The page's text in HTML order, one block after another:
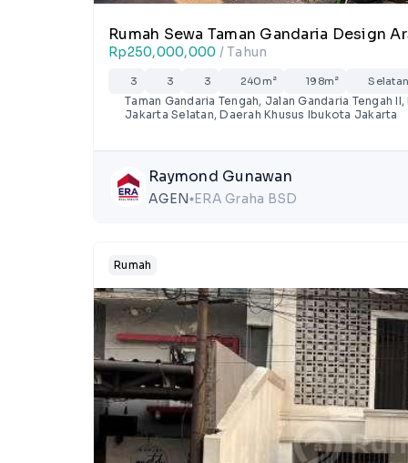
Rumah Sewa Taman Gandaria Design
Rp250,000,000 / Tahun
3 3 3 240m² 198m² Selatan
Taman Gandaria Tengah, Jalan Gandaria Tengah II,
Jakarta Selatan, Daerah Khusus Ibukota Jakarta
Raymond Gunawan
AGEN lens ERA Graha BSD
Rumah